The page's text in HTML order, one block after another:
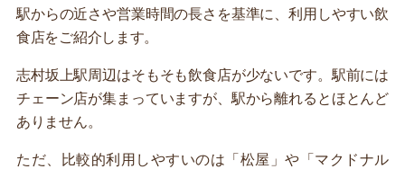
駅からの近さや営業時間の長さを基準に、利用しやすい飲
食店をご紹介します。
志村坂上駅周辺はそもそも飲食店が少ないです。駅前には
チェーン店が集まっていますが、駅から離れるとほとんど
ありません。
ただ、比較的利用しやすいのは「松屋」や「マクドナル